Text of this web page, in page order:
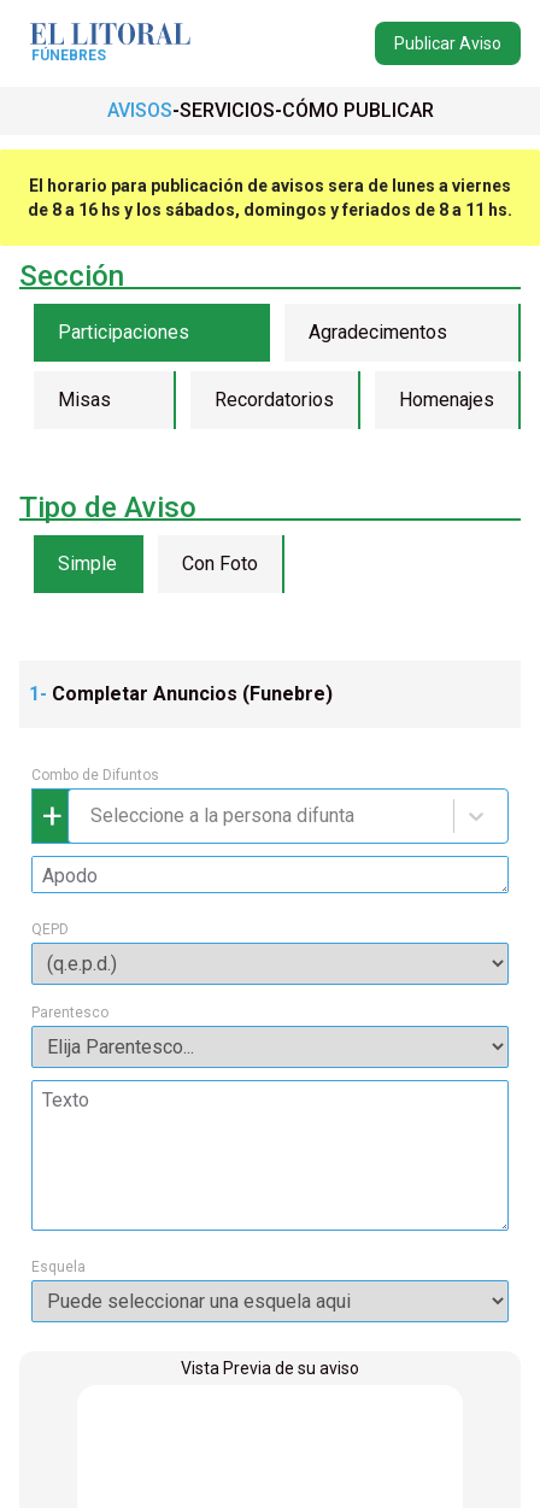
FÚNEBRES
Publicar Aviso
AVISOS SERVICIOS CÓMO PUBLICAR
El horario para publicación de avisos sera de lunes a viernes
de 8 a 16 hs y los sábados, domingos y feriados de 8 a 11 hs.
Sección
Participaciones Agradecimentos
Misas Recordatorios Homenajes
Tipo de Aviso
Simple Con Foto
1- Completar Anuncios (Funebre)
Combo de Difuntos
+ Seleccione a la persona difunta
QEPD
Parentesco
Esquela
Vista Previa de su aviso